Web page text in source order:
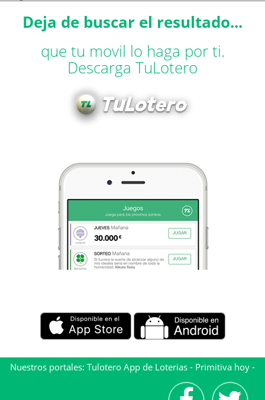
Deja de buscar el resultado...
que tu movil lo haga por ti.
Descarga TuLotero
Nuestros portales: Tulotero App de Loterias - Primitiva hoy -